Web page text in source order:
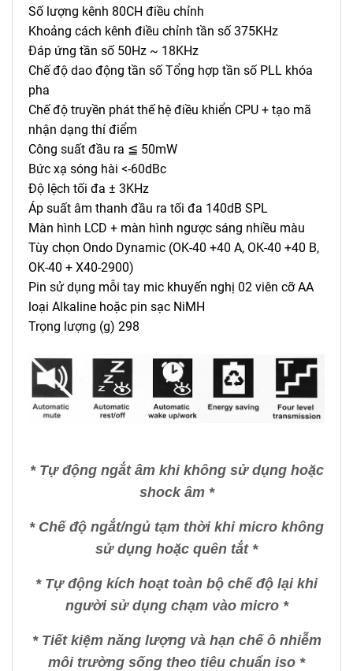
Số lượng kênh 80CH điều chỉnh
Khoảng cách kênh điều chỉnh tần số 375KHz
Đáp ứng tần số 50Hz ~ 18KHz
Chế độ dao động tần số Tổng hợp tần số PLL khóa
pha
Chế độ truyền phát thế hệ điều khiển CPU + tạo mã
nhận dạng thí điểm
Công suất đầu ra ≦ 50mW
Bức xạ sóng hài <-60dBc
Độ lệch tối đa ± 3KHz
Áp suất âm thanh đầu ra tối đa 140dB SPL
Màn hình LCD + màn hình ngược sáng nhiều màu
Tùy chọn Ondo Dynamic (OK-40 +40 A, OK-40 +40 B,
OK-40 + X40-2900)
Pin sử dụng mỗi tay mic khuyến nghị 02 viên cỡ AA
loại Alkaline hoặc pin sạc NiMH
Trọng lượng (g) 298
* Tự động ngắt âm khi không sử dụng hoặc
shock âm *
* Chế độ ngắt/ngủ tạm thời khi micro không
sử dụng hoặc quên tắt *
* Tự động kích hoạt toàn bộ chế độ lại khi
người sử dụng chạm vào micro *
* Tiết kiệm năng lượng và hạn chế ô nhiễm
môi trường sống theo tiêu chuẩn iso *